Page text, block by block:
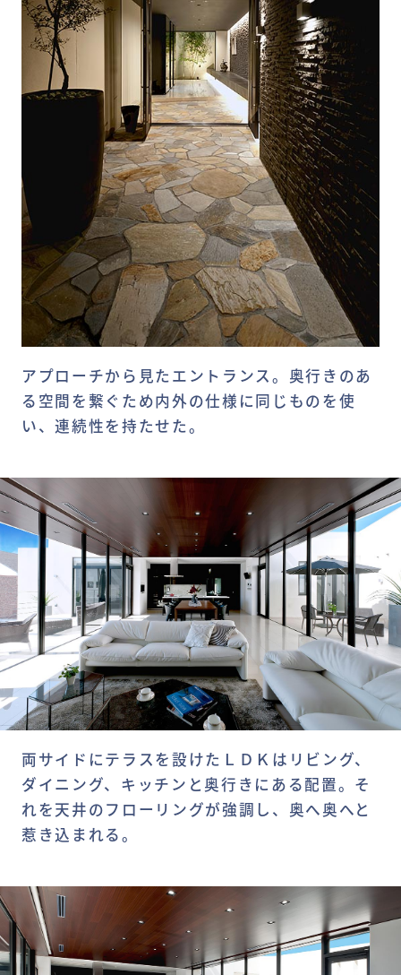
アプローチから見たエントランス。奥行きのあ
る空間を繋ぐため内外の仕様に同じものを使
い、連続性を持たせた。
両サイドにテラスを設けたＬＤＫはリビング、
ダイニング、キッチンと奥行きにある配置。そ
れを天井のフローリングが強調し、奥へ奥へと
惹き込まれる。